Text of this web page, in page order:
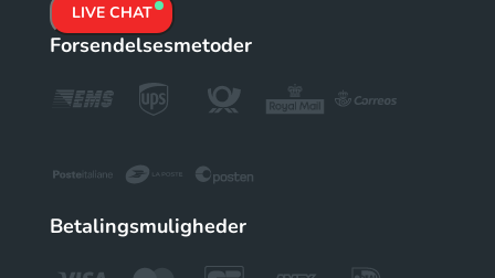
LIVE CHAT
Forsendelsesmetoder
Betalingsmuligheder